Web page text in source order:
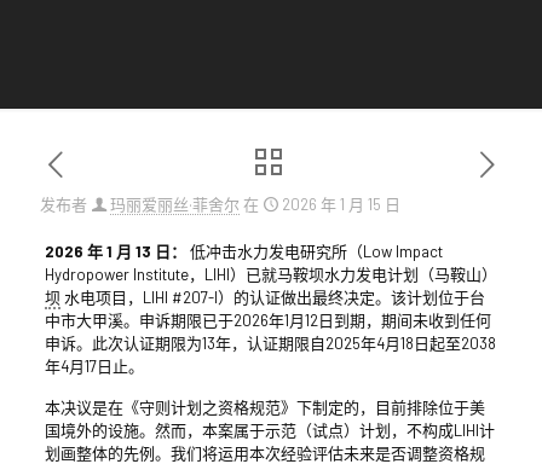
发布者 玛丽爱丽丝·菲舍尔 在 2026 年 1 月 15 日
2026 年1 月 13 日：
低冲击水力发电研究所（Low Impact
Hydropower Institute，LIHI）已就马鞍坝水力发电计划（马鞍山）
坝 水电项目，LIHI #207-I）的认证做出最终决定。该计划位于台
中市大甲溪。申诉期限已于2026年1月12日到期，期间未收到任何
申诉。此次认证期限为13年，认证期限自2025年4月18日起至2038
年4月17日止。
本决议是在《守则计划之资格规范》下制定的，目前排除位于美
国境外的设施。然而，本案属于示范（试点）计划，不构成LIHI计
划画整体的先例。我们将运用本次经验评估未来是否调整资格规